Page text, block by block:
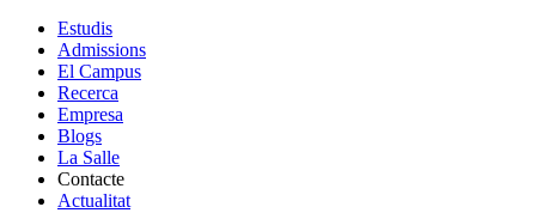
Estudis
Admissions
El Campus
Recerca
Empresa
Blogs
La Salle
Contacte
Actualitat